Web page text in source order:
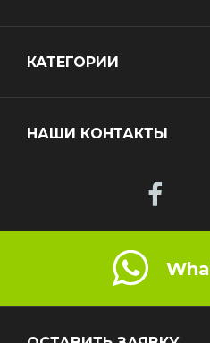
КАТЕГОРИИ
НАШИ КОНТАКТЫ